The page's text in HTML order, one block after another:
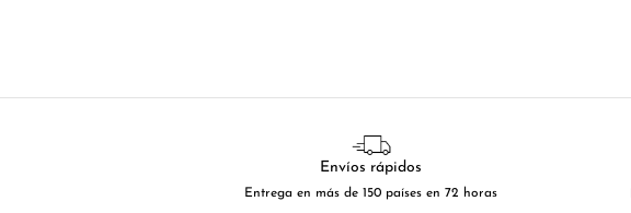
Envíos rápidos
Entrega en más de 150 países en 72 horas